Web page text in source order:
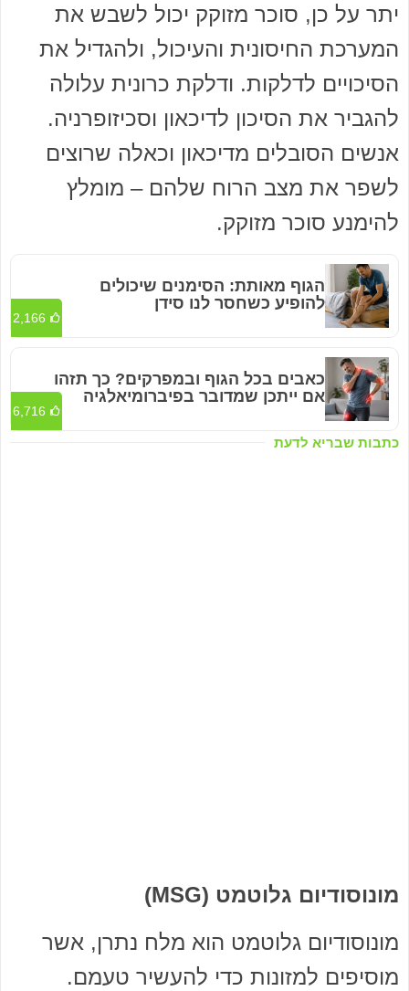
יתר על כן, סוכר מזוקק יכול לשבש את
המערכת החיסונית והעיכול, ולהגדיל את
הסיכויים לדלקות. ודלקת כרונית עלולה
להגביר את הסיכון לדיכאון וסכיזופרניה.
אנשים הסובלים מדיכאון וכאלה שרוצים
לשפר את מצב הרוח שלהם – מומלץ
להימנע סוכר מזוקק.
כתבות שבריא לדעת
הגוף מאותת: הסימנים שיכולים
להופיע כשחסר לנו סידן
2,166
כאבים בכל הגוף ובמפרקים? כך תזהו
אם ייתכן שמדובר בפיברומיאלגיה
6,716
מונוסודיום גלוטמט (MSG)
מונוסודיום גלוטמט הוא מלח נתרן, אשר
מוסיפים למזונות כדי להעשיר טעמם.